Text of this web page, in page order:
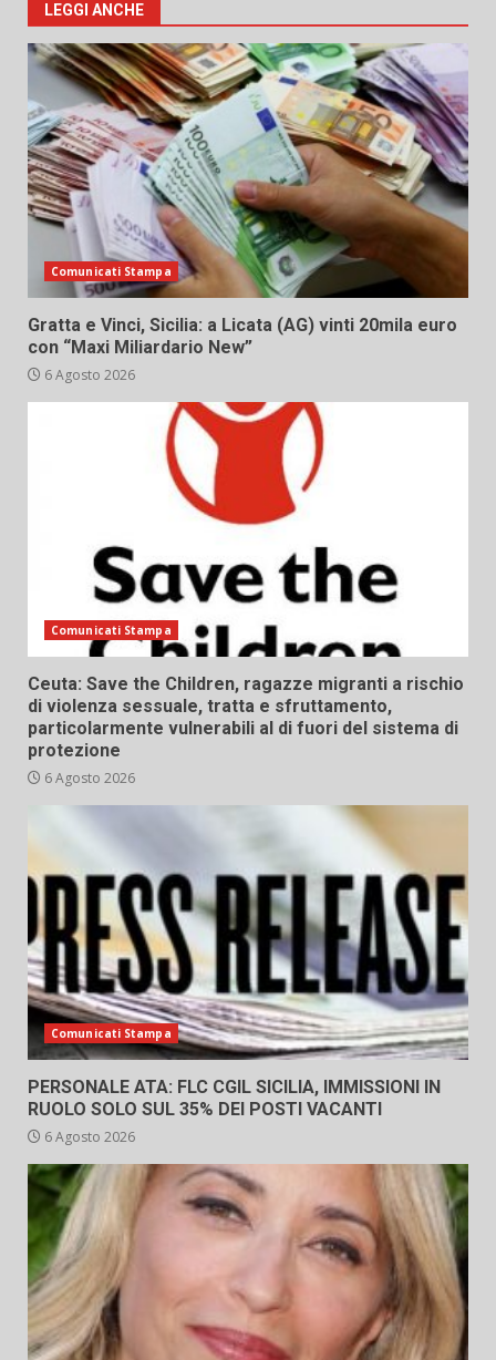
LEGGI ANCHE
Comunicati Stampa
Gratta e Vinci, Sicilia: a Licata (AG) vinti 20mila euro
con “Maxi Miliardario New”
6 Agosto 2026
Comunicati Stampa
Ceuta: Save the Children, ragazze migranti a rischio
di violenza sessuale, tratta e sfruttamento,
particolarmente vulnerabili al di fuori del sistema di
protezione
6 Agosto 2026
Comunicati Stampa
PERSONALE ATA: FLC CGIL SICILIA, IMMISSIONI IN
RUOLO SOLO SUL 35% DEI POSTI VACANTI
6 Agosto 2026